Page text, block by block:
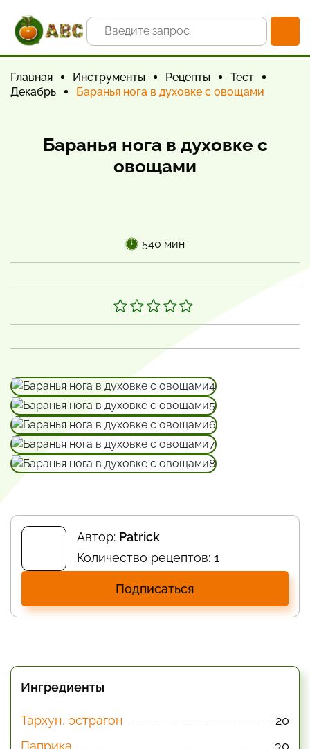
Главная Инструменты Рецепты
Тест
Декабрь
Баранья нога в духовке с овощами
Баранья нога в духовке с
овощами
540 мин
Автор: Patrick
Количество рецептов: 1
Подписаться
Ингредиенты
Тархун, эстрагон
20
Паприка
30